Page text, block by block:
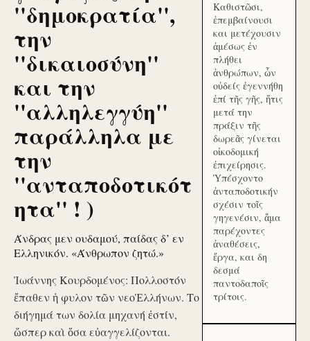
''δημοκρατία'',
την
''δικαιοσύνη''
και την
''αλληλεγγύη''
παράλληλα με
την
''ανταποδοτικότ
ητα'' ! )
Άνδρας μεν ουδαμού, παίδας δ’ εν
Ελληνικόν. «Άνθρωπον ζητώ.»
Ἰωάννης Κουρδομένος: Πολλοστόν
ἔπαθεν ἡ φυλον τῶν νεοἙλλήνων. Το
διήγημά των δολία μηχανή ἐστίν,
ὥσπερ καὶ ὅσα εὐαγγελίζονται.
Καθιστῶσι,
ἐπεμβαίνουσι
και μετέχουσιν
ἀμέσως ἐν
πλήθει
ἀνθρώπων, ὧν
οὐδείς ἐγεννήθη
ἐπί τῆς γῆς, ἥτις
μετά την
πράξιν τῆς
δωρεᾶς γίνεται
οἰκοδομική
ἐπιχείρησις.
Ὑπέσχοντο
ἀνταποδοτικήν
σχέσιν τοῖς
γηγενέσιν, ἅμα
παρέχοντες
ἀναθέσεις,
ἔργα, και δη
δεσμά
παντοδαποῖς
τρίτοις.